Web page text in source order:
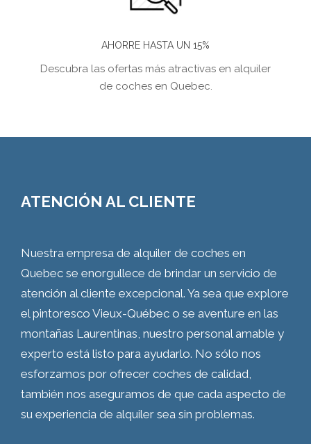
AHORRE HASTA UN 15%
Descubra las ofertas más atractivas en alquiler
de coches en Quebec.
ATENCIÓN AL CLIENTE
Nuestra empresa de alquiler de coches en
Quebec se enorgullece de brindar un servicio de
atención al cliente excepcional. Ya sea que explore
el pintoresco Vieux-Québec o se aventure en las
montañas Laurentinas, nuestro personal amable y
experto está listo para ayudarlo. No sólo nos
esforzamos por ofrecer coches de calidad,
también nos aseguramos de que cada aspecto de
su experiencia de alquiler sea sin problemas.